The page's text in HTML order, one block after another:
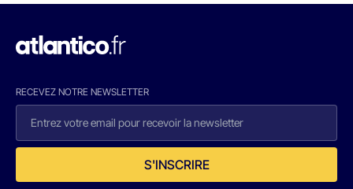
RECEVEZ NOTRE NEWSLETTER
S'INSCRIRE